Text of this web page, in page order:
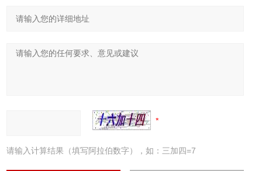
请输入计算结果（填写阿拉伯数字），如：三加四=7